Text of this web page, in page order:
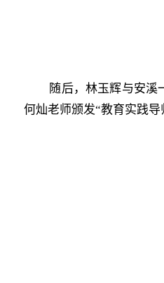
随后，林玉辉与安溪
何灿老师颁发“教育实践导